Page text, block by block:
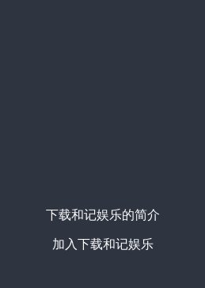
下载和记娱乐的简介
加入下载和记娱乐